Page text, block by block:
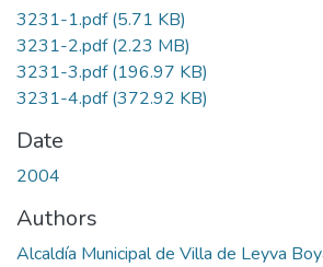
3231-1.pdf(5.71 KB)
3231-2.pdf(2.23 MB)
3231-3.pdf(196.97 KB)
3231-4.pdf(372.92 KB)
Date
2004
Authors
Alcaldía Municipal de Villa de Leyva